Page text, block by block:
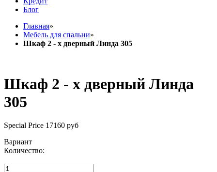
Блог
Главная»
Мебель для спальни»
Шкаф 2 - х дверный Линда 305
Шкаф 2 - х дверный Линда
305
Special Price 17160 руб
Вариант
Количество: